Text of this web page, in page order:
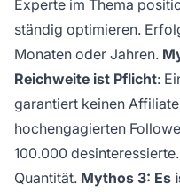
Experte im Thema
ständig optimieren.
Monaten oder Jahren.
Reichweite ist Pflicht:
garantiert keinen
hochengagierten
100.000
Quantität. Mythos 3: Es